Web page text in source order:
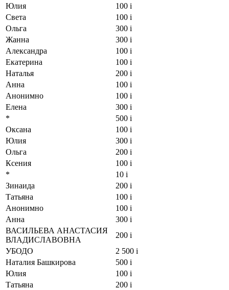
Юлия
100 i
Света
100 i
Ольга
300 i
Жанна
300 i
Александра
100 i
Екатерина
100 i
Наталья
200 i
Анна
100 i
Анонимно
100 i
Елена
300 i
*
500 i
Оксана
100 i
Юлия
300 i
Ольга
200 i
Ксения
100 i
*
10 i
Зинаида
200 i
Татьяна
100 i
Анонимно
100 i
Анна
300 i
ВАСИЛЬЕВА АНАСТАСИЯ
ВЛАДИСЛАВОВНА
200 i
УБОДО
2 500 i
Наталия Башкирова
500 i
Юлия
100 i
Татьяна
200 i